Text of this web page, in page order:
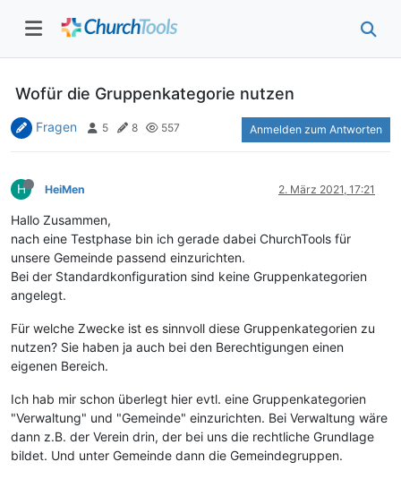
Wofür die Gruppenkategorie nutzen
Fragen 5 8 557 Anmelden zum Antworten
H HeiMen 2. März 2021, 17:21
Hallo Zusammen,
nach eine Testphase bin ich gerade dabei ChurchTools für
unsere Gemeinde passend einzurichten.
Bei der Standardkonfiguration sind keine Gruppenkategorien
angelegt.
Für welche Zwecke ist es sinnvoll diese Gruppenkategorien zu
nutzen? Sie haben ja auch bei den Berechtigungen einen
eigenen Bereich.
Ich hab mir schon überlegt hier evtl. eine Gruppenkategorien
"Verwaltung" und "Gemeinde" einzurichten. Bei Verwaltung wäre
dann z.B. der Verein drin, der bei uns die rechtliche Grundlage
bildet. Und unter Gemeinde dann die Gemeindegruppen.